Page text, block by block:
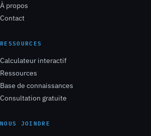
À propos
Contact
RESSOURCES
Calculateur interactif
Ressources
Base de connaissances
Consultation gratuite
NOUS JOINDRE